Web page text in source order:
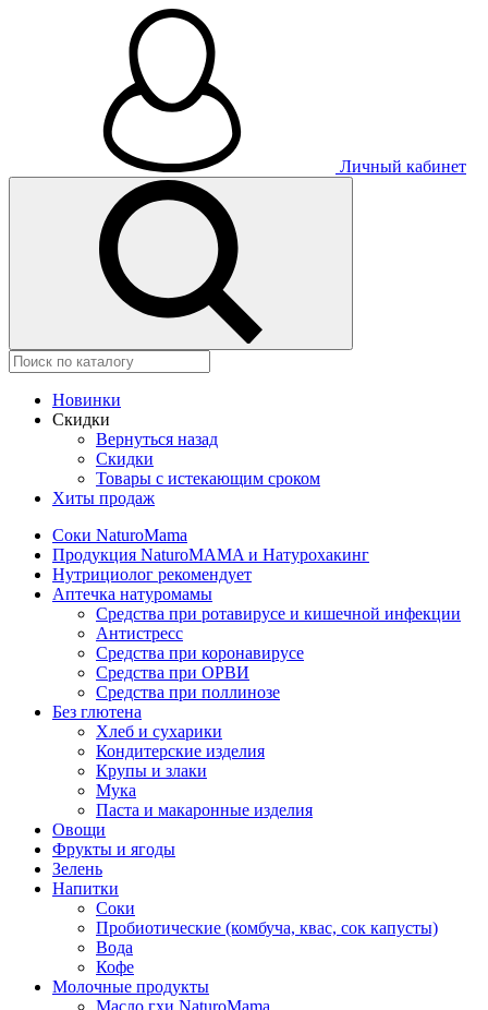
Личный кабинет
Новинки
Скидки
Вернуться назад
Скидки
Товары с истекающим сроком
Хиты продаж
Соки NaturoMama
Продукция NaturoMAMA и Натурохакинг
Нутрициолог рекомендует
Аптечка натуромамы
Средства при ротавирусе и кишечной инфекции
Антистресс
Средства при коронавирусе
Средства при ОРВИ
Средства при поллинозе
Без глютена
Хлеб и сухарики
Кондитерские изделия
Крупы и злаки
Мука
Паста и макаронные изделия
Овощи
Фрукты и ягоды
Зелень
Напитки
Соки
Пробиотические (комбуча, квас, сок капусты)
Вода
Кофе
Молочные продукты
Масло гхи NaturoMama